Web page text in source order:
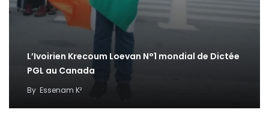
L’Ivoirien Krecoum Loevan N°1 mondial de Dictée
PGL au Canada
By Essenam K²